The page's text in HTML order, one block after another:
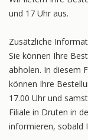
und 17 Uhr aus.
Zusätzliche
Sie können Ihre
abholen. In diesem
können Ihre
17.00 Uhr und
Filiale in Druten in
informieren, sobald